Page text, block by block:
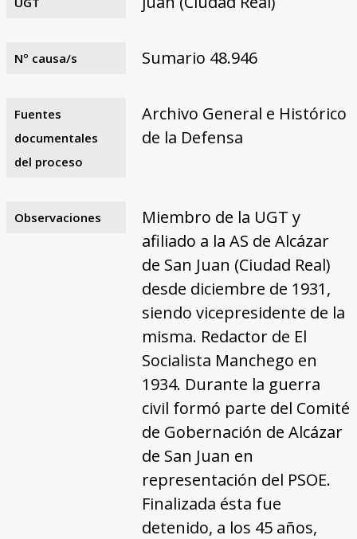
Nº causa/s Sumario 48.946
Fuentes
documentales
del proceso
Archivo General e Histórico
de la Defensa
Observaciones
Miembro de la UGT y
afiliado a la AS de Alcázar
de San Juan (Ciudad Real)
desde diciembre de 1931,
siendo vicepresidente de la
misma. Redactor de El
Socialista Manchego en
1934. Durante la guerra
civil formó parte del Comité
de Gobernación de Alcázar
de San Juan en
representación del PSOE.
Finalizada ésta fue
detenido, a los 45 años,